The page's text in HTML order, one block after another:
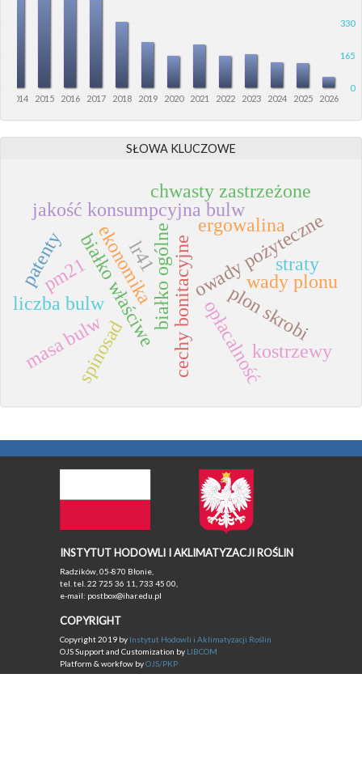
0
330
165
2014 2015 2016 2017 2018 2019 2020 2021 2022 2023 2024 2025 2026
SŁOWA KLUCZOWE
cechy bonitacyjne
białko właściwe
jakość konsumpcyjna bulw
owady pożyteczne
spinosad
plon skrobi
wady plonu
liczba bulw
masa bulw
białko ogólne
opłacalność
ekonomika ergowalina
kostrzewy
lr41
pm21
patenty straty
chwasty zastrzeżone
INSTYTUT HODOWLI I AKLIMATYZACJI ROŚLIN
Radzików, 05-870 Błonie,
tel. tel. 22 725 36 11, 733 45 00,
e-mail: postbox@ihar.edu.pl
COPYRIGHT
Copyright 2019 by Instytut Hodowli i Aklimatyzacji Roślin
OJS Support and Customization by LIBCOM
Platform & workfow byOJS/PKP